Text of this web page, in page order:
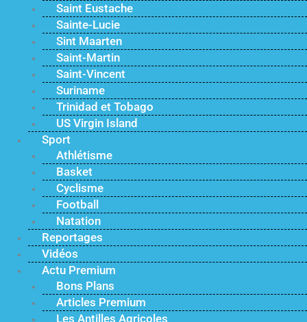
Saint Eustache
Sainte-Lucie
Sint Maarten
Saint-Martin
Saint-Vincent
Suriname
Trinidad et Tobago
US Virgin Island
Sport
Athlétisme
Basket
Cyclisme
Football
Natation
Reportages
Vidéos
Actu Premium
Bons Plans
Articles Premium
Les Antilles Agricoles